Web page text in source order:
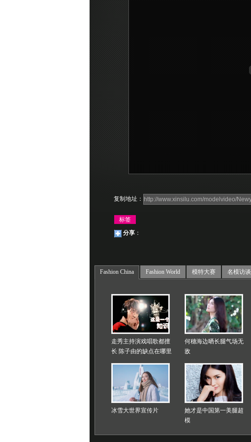
复制地址：
标签
分享 ：
Fashion China Fashion World 模特大赛 名模访谈
走秀主持演戏唱歌都擅
长 陈子由的缺点在哪里
何穗海边晒长腿气场无
敌
冰雪大世界宣传片
她才是中国第一美腿超
模